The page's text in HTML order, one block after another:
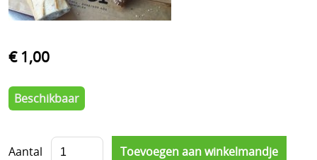
€ 1,00
Beschikbaar
Aantal